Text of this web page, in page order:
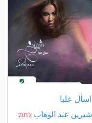
اسأل عليا
شيرين عبد الوهاب 2012